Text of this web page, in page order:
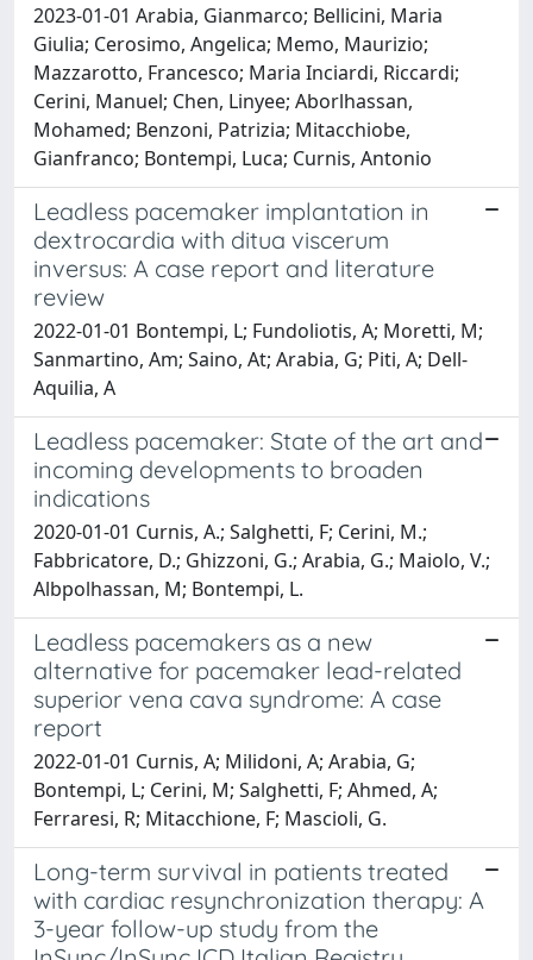
2023-01-01 Arabia, Gianmarco; Bellicini, Maria
Giulia; Cerosimo, Angelica; Memo, Maurizio;
Mazzarotto, Francesco; Maria Inciardi, Riccardi;
Cerini, Manuel; Chen, Linyee; Aborlhassan,
Mohamed; Benzoni, Patrizia; Mitacchiobe,
Gianfranco; Bontempi, Luca; Curnis, Antonio
Leadless pacemaker implantation in
dextrocardia with ditua viscerum
inversus: A case report and literature
review
2022-01-01 Bontempi, L; Fundoliotis, A; Moretti, M;
Sanmartino, Am; Saino, At; Arabia, G; Piti, A; Dell-
Aquilia, A
Leadless pacemaker: State of the art and
incoming developments to broaden
indications
2020-01-01 Curnis, A.; Salghetti, F; Cerini, M.;
Fabbricatore, D.; Ghizzoni, G.; Arabia, G.; Maiolo, V.;
Albpolhassan, M; Bontempi, L.
Leadless pacemakers as a new
alternative for pacemaker lead-related
superior vena cava syndrome: A case
report
2022-01-01 Curnis, A; Milidoni, A; Arabia, G;
Bontempi, L; Cerini, M; Salghetti, F; Ahmed, A;
Ferraresi, R; Mitacchione, F; Mascioli, G.
Long-term survival in patients treated
with cardiac resynchronization therapy: A
3-year follow-up study from the